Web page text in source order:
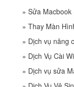
» Sửa Macbook
» Thay Màn
» Dịch vụ nâng
» Dịch Vụ Cài
» Dịch vụ sửa